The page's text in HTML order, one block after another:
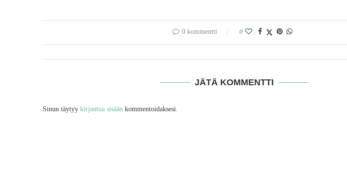
0 kommentti 0
JÄTÄ KOMMENTTI
Sinun täytyy kirjautua sisään kommentoidaksesi.